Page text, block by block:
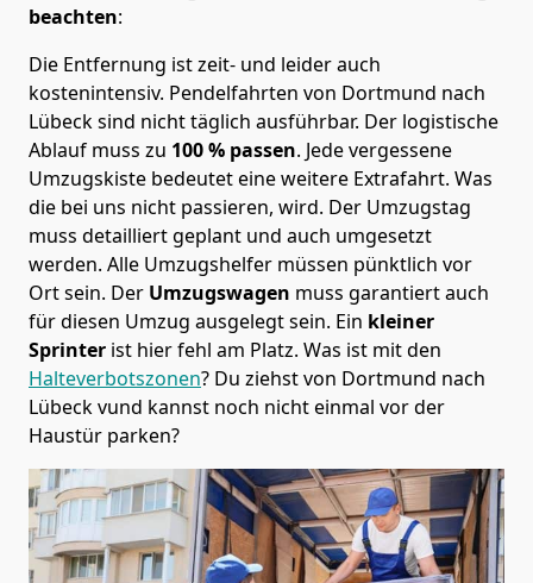
beachten:
Die Entfernung ist zeit- und leider auch
kostenintensiv. Pendelfahrten von Dortmund nach
Lübeck sind nicht täglich ausführbar. Der logistische
Ablauf muss zu 100 % passen. Jede vergessene
Umzugskiste bedeutet eine weitere Extrafahrt. Was
die bei uns nicht passieren, wird. Der Umzugstag
muss detailliert geplant und auch umgesetzt
werden. Alle Umzugshelfer müssen pünktlich vor
Ort sein. Der Umzugswagen muss garantiert auch
für diesen Umzug ausgelegt sein. Ein kleiner
Sprinter ist hier fehl am Platz. Was ist mit den
Halteverbotszonen? Du ziehst von Dortmund nach
Lübeck vund kannst noch nicht einmal vor der
Haustür parken?